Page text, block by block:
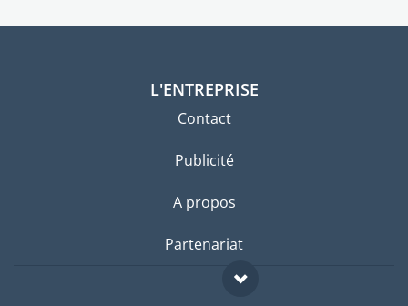
L'ENTREPRISE
Contact
Publicité
A propos
Partenariat